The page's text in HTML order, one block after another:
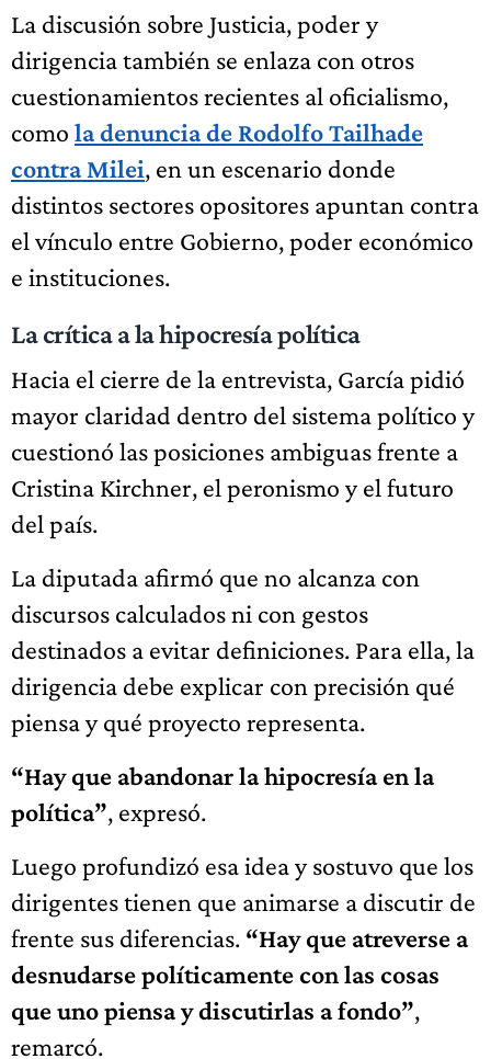
La discusión sobre Justicia, poder y
dirigencia también se enlaza con otros
cuestionamientos recientes al oficialismo,
como la denuncia de Rodolfo Tailhade
contra Milei, en un escenario donde
distintos sectores opositores apuntan contra
el vínculo entre Gobierno, poder económico
e instituciones.
La crítica a la hipocresía política
Hacia el cierre de la entrevista, García pidió
mayor claridad dentro del sistema político y
cuestionó las posiciones ambiguas frente a
Cristina Kirchner, el peronismo y el futuro
del país.
La diputada afirmó que no alcanza con
discursos calculados ni con gestos
destinados a evitar definiciones. Para ella, la
dirigencia debe explicar con precisión qué
piensa y qué proyecto representa.
“Hay que abandonar la hipocresía en la
política”, expresó.
Luego profundizó esa idea y sostuvo que los
dirigentes tienen que animarse a discutir de
frente sus diferencias. “Hay que atreverse a
desnudarse políticamente con las cosas
que uno piensa y discutirlas a fondo”,
remarcó.